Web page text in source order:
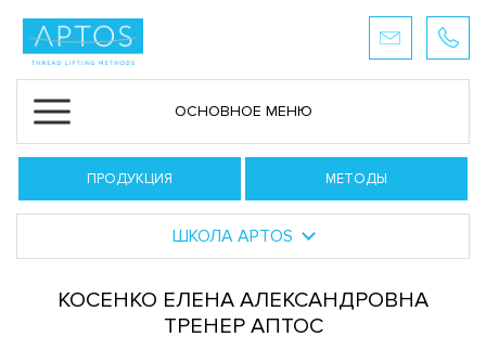
ОСНОВНОЕ МЕНЮ
ПРОДУКЦИЯ МЕТОДЫ
ШКОЛА APTOS
КОСЕНКО ЕЛЕНА АЛЕКСАНДРОВНА
ТРЕНЕР АПТОС